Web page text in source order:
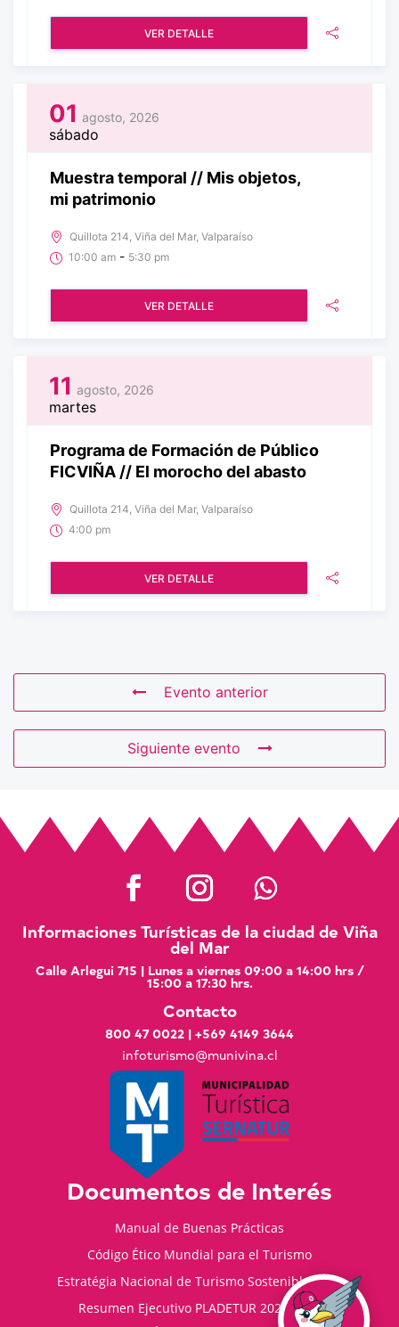
VER DETALLE
01 agosto, 2026
sábado
Muestra temporal // Mis objetos,
mi patrimonio
Quillota 214, Viña del Mar, Valparaíso
10:00 am - 5:30 pm
VER DETALLE
11 agosto, 2026
martes
Programa de Formación de Público
FICVIÑA // El morocho del abasto
Quillota 214, Viña del Mar, Valparaíso
4:00 pm
VER DETALLE
Evento anterior
Siguiente evento
Informaciones Turísticas de la ciudad de Viña
del Mar
Calle Arlegui 715 | Lunes a viernes 09:00 a 14:00 hrs /
15:00 a 17:30 hrs.
Contacto
800 47 0022 | +569 4149 3644
infoturismo@munivina.cl
Documentos de Interés
Manual de Buenas Prácticas
Código Ético Mundial para el Turismo
Estratégia Nacional de Turismo Sostenible 2035
Resumen Ejecutivo PLADETUR 2025-2023